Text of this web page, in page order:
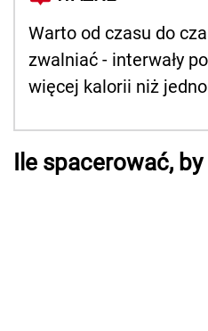
Warto od czasu do
zwalniać - interwały
więcej kalorii niż
Ile spacerować,